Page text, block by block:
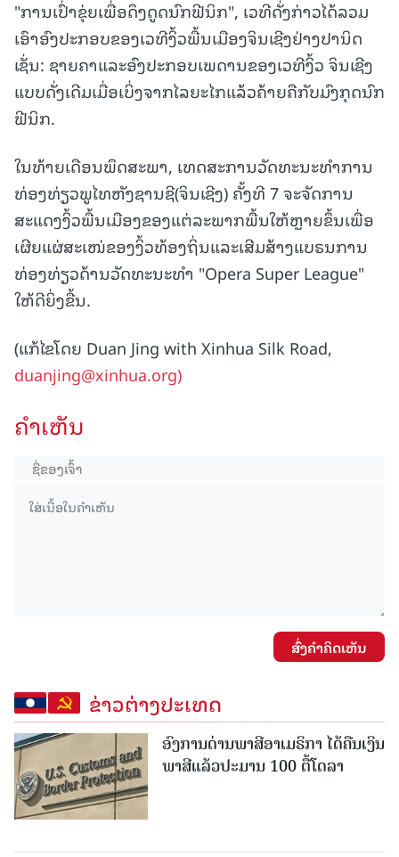
"ການເປົ່າຂຸ່ຍເພື່ອດຶງດູດນົກຟີນິກ", ເວທີດັ່ງກ່າວໄດ້ລວມ
ເອົາອົງປະກອບຂອງເວທີງິ້ວພື້ນເມືອງຈິນເຊີງຢ່າງປານິດ
ເຊັ່ນ: ຊາຍຄາແລະອົງປະກອບເພດານຂອງເວທີງິ້ວ ຈິນເຊີງ
ແບບດັ່ງເດີມເມື່ອເບິ່ງຈາກໄລຍະໄກແລ້ວຄ້າຍຄືກັບມົງກຸດນົກ
ຟີນິກ.
ໃນທ້າຍເດືອນພຶດສະພາ, ເທດສະການວັດທະນະທຳການ
ທ່ອງທ່ຽວພູໄທຫັງຊານຊີ(ຈິນເຊີງ) ຄັ້ງທີ 7 ຈະຈັດການ
ສະແດງງິ້ວພື້ນເມືອງຂອງແຕ່ລະພາກພື້ນໃຫ້ຫຼາຍຂຶ້ນເພື່ອ
ເຜີຍແຜ່ສະເໜ່ຂອງງິ້ວທ້ອງຖິ່ນແລະເສີມສ້າງແບຣນການ
ທ່ອງທ່ຽວດ້ານວັດທະນະທຳ "Opera Super League"
ໃຫ້ດີຍິ່ງຂື້ນ.
(ແກ້ໄຂໂດຍ Duan Jing with Xinhua Silk Road,
duanjing@xinhua.org)
ຄໍາເຫັນ
ສົ່ງຄໍາຄິດເຫັນ
ຂ່າວຕ່າງປະເທດ
ອົງການດ່ານພາສີອາເມຣິກາ ໄດ້ຄືນເງິນ
ພາສີແລ້ວປະມານ 100 ຕື້ໂດລາ